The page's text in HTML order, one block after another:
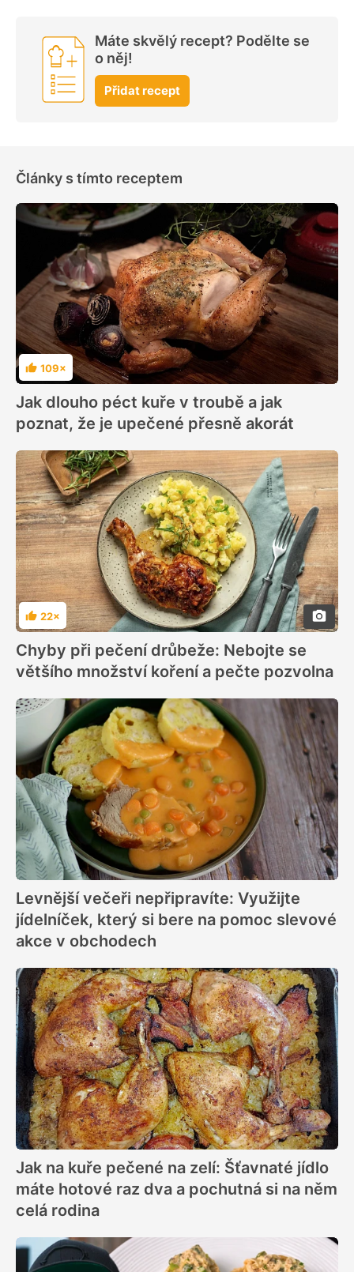
Máte skvělý recept? Podělte se
o něj!
Přidat recept
Články s tímto receptem
Hodnocení
109×
Jak dlouho péct kuře v troubě a jak
poznat, že je upečené přesně akorát
Hodnocení
22×
Chyby při pečení drůbeže: Nebojte se
většího množství koření a pečte pozvolna
Levnější večeři nepřipravíte: Využijte
jídelníček, který si bere na pomoc slevové
akce v obchodech
Jak na kuře pečené na zelí: Šťavnaté jídlo
máte hotové raz dva a pochutná si na něm
celá rodina